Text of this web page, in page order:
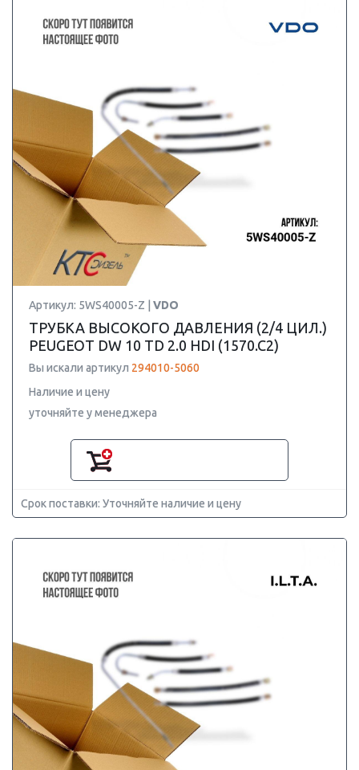
Артикул: 5WS40005-Z | VDO
ТРУБКА ВЫСОКОГО ДАВЛЕНИЯ (2/4 ЦИЛ.)
PEUGEOT DW 10 TD 2.0 HDI (1570.C2)
Вы искали артикул 294010-5060
Наличие и цену
уточняйте у менеджера
Срок поставки: Уточняйте наличие и цену